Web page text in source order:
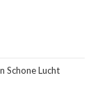
Schone Lucht